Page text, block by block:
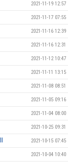
2021-11-19 12:57
2021-11-17 07:55
2021-11-16 12:39
2021-11-16 12:31
2021-11-12 10:47
2021-11-11 13:15
2021-11-08 08:51
2021-11-05 09:16
2021-11-04 08:00
2021-10-25 09:31
2021-10-15 07:45
2021-10-04 10:40